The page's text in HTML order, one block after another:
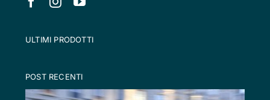
ULTIMI PRODOTTI
POST RECENTI